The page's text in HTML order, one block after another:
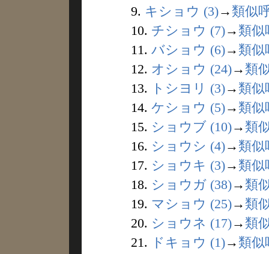
9. キショウ (3)→ 類似
10. チショウ (7)→ 類似
11. バショウ (6)→ 類似
12. オショウ (24)→ 類
13.
トシヨリ (3)→ 類似
14. ケショウ (5)→ 類似
15. ショウブ (10)→ 類
16. ショウシ (4)→ 類似
17. ショウキ (3)→ 類似
18. ショウガ (38)→ 類
19. マショウ (25)→ 類
20. ショウネ (17)→ 類
21.
ドキョウ (1)→ 類似